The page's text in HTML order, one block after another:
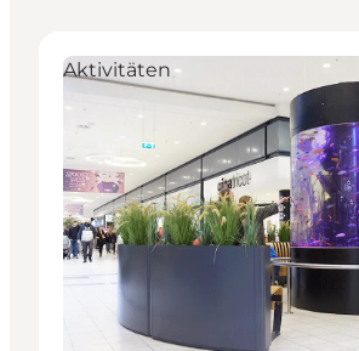
Aktivitäten